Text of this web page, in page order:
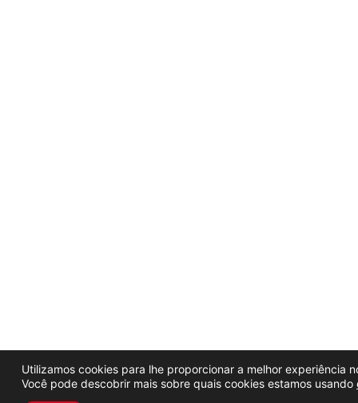
Utilizamos cookies para lhe proporcionar a melhor experiência
Você pode descobrir mais sobre quais cookies estamos usando